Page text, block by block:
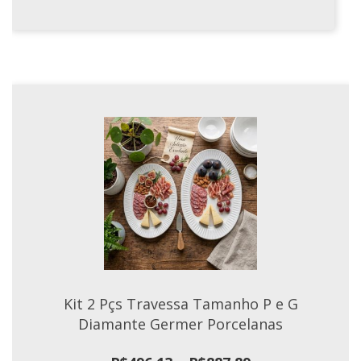
Kit 2 Pçs Travessa Tamanho P e G
Diamante Germer Porcelanas